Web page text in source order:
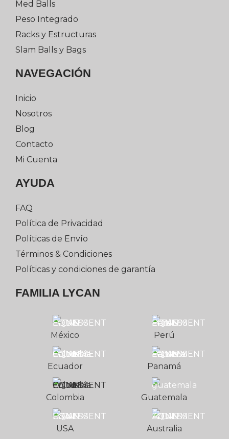
Med Balls
Peso Integrado
Racks y Estructuras
Slam Balls y Bags
NAVEGACIÓN
Inicio
Nosotros
Blog
Contacto
Mi Cuenta
AYUDA
FAQ
Política de Privacidad
Políticas de Envío
Términos & Condiciones
Políticas y condiciones de garantía
FAMILIA LYCAN
México
Ecuador
Colombia
USA
Perú
Panamá
Guatemala
Australia